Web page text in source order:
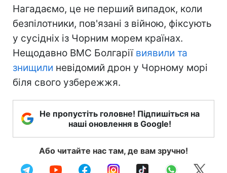
Нагадаємо, це не перший випадок, коли
безпілотники, пов'язані з війною, фіксують
у сусідніх із Чорним морем країнах.
Нещодавно ВМС Болгарії виявили та
знищили невідомий дрон у Чорному морі
біля свого узбережжя.
Не пропустіть головне! Підпишіться на
наші оновлення в Google!
Або читайте нас там, де вам зручно!